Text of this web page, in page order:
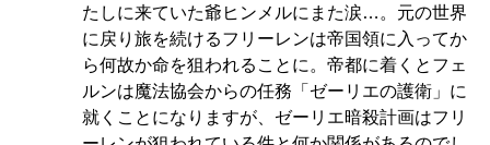
たしに来ていた爺ヒンメルにまた涙…。元の世界
に戻り旅を続けるフリーレンは帝国領に入ってか
ら何故か命を狙われることに。帝都に着くとフェ
ルンは魔法協会からの任務「ゼーリエの護衛」に
就くことになりますが、ゼーリエ暗殺計画はフリ